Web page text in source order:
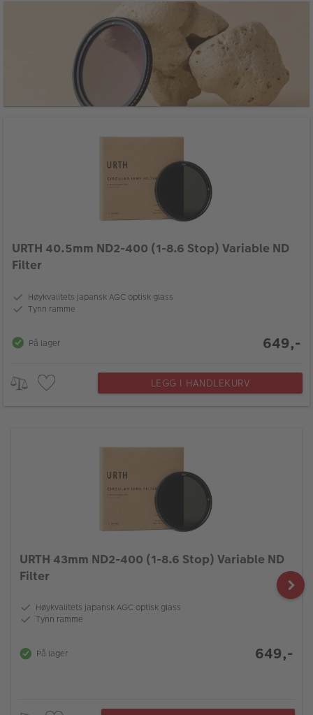
URTH 40.5mm ND2-400 (1-8.6 Stop) Variable ND
Filter
Høykvalitets japansk AGC optisk glass
Tynn ramme
På lager 649,-
LEGG I HANDLEKURV
URTH 43mm ND2-400 (1-8.6 Stop) Variable ND
Filter
Høykvalitets japansk AGC optisk glass
Tynn ramme
På lager 649,-